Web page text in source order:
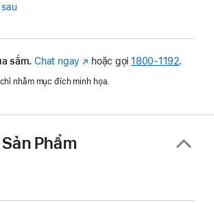
sau
sắm. Chat ngay (Mở
cửa
mới)
hoặc gọi 1800-1192.
nhằm mục đích minh họa.
Phẩm